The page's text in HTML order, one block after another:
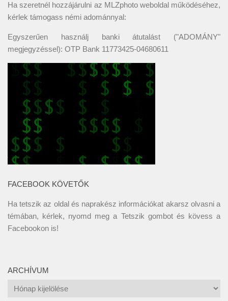
Ha szeretnél hozzájárulni az MLZphoto weboldal működéséhez,
kérlek támogass némi adománnyal:
Egyszerűen használj banki átutalást ("ADOMÁNY"
megjegyzéssel): OTP Bank 11773425-04680611
FACEBOOK KÖVETŐK
Ha tetszik az oldal és naprakész információkat akarsz olvasni a
témában, kérlek, nyomd meg a Tetszik gombot és kövess a
Facebookon is!
ARCHÍVUM
Archívum